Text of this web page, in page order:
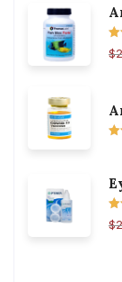
$
$